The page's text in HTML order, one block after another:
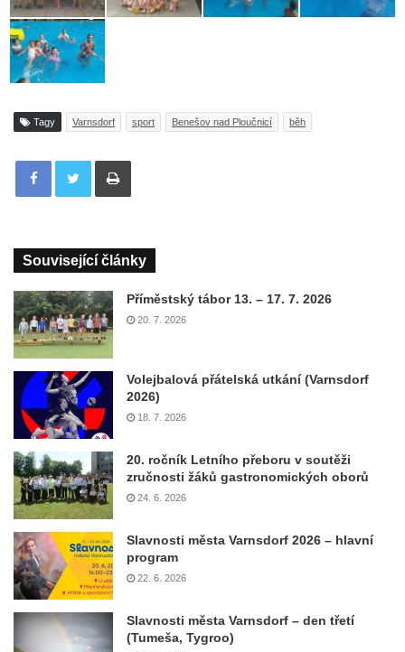
Tagy Varnsdorf sport Benešov nad Ploučnicí běh
Tisknout
Související články
Příměstský tábor 13. – 17. 7. 2026
20. 7. 2026
Volejbalová přátelská utkání (Varnsdorf
2026)
18. 7. 2026
20. ročník Letního přeboru v soutěži
zručnosti žáků gastronomických oborů
24. 6. 2026
Slavnosti města Varnsdorf 2026 – hlavní
program
22. 6. 2026
Slavnosti města Varnsdorf – den třetí
(Tumeša, Tygroo)